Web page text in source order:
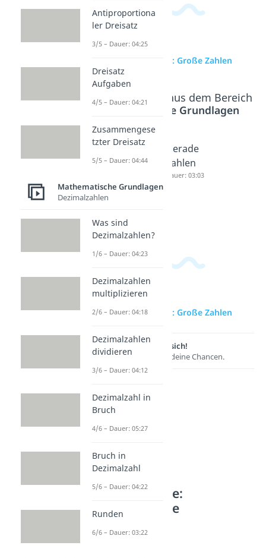
zur Videoseite: Große Zahlen
Beliebte Inhalte aus dem Bereich
Mathematische Grundlagen
Kardinal
zahlen
Ordinalz
Dauer: 03:07
Einmalei
ns
Gerade
Zahlen
Dauer: 03:03
zur Videoseite: Große Zahlen
Lernen lohnt sich!
Entdecke hier deine Chancen.
Weitere Inhalte:
Mathematische
Grundlagen
Antiproportiona
ler Dreisatz
3/5 – Dauer: 04:25
Dreisatz
Aufgaben
4/5 – Dauer: 04:21
Zusammengese
tzter Dreisatz
5/5 – Dauer: 04:44
Mathematische Grundlagen
Dezimalzahlen
Was sind
Dezimalzahlen?
1/6 – Dauer: 04:23
Dezimalzahlen
multiplizieren
2/6 – Dauer: 04:18
Dezimalzahlen
dividieren
3/6 – Dauer: 04:12
Dezimalzahl in
Bruch
4/6 – Dauer: 05:27
Bruch in
Dezimalzahl
5/6 – Dauer: 04:22
Runden
6/6 – Dauer: 03:22